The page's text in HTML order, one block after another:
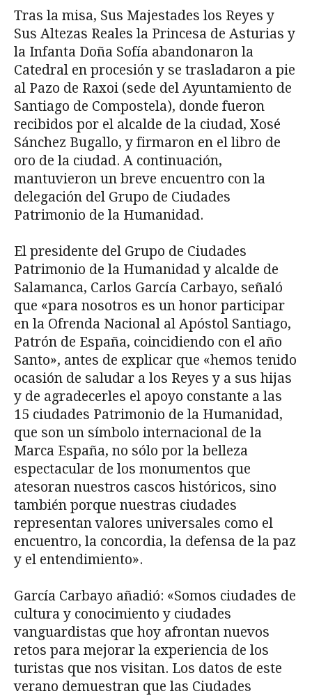
Tras la misa, Sus Majestades los Reyes y
Sus Altezas Reales la Princesa de Asturias y
la Infanta Doña Sofía abandonaron la
Catedral en procesión y se trasladaron a pie
al Pazo de Raxoi (sede del Ayuntamiento de
Santiago de Compostela), donde fueron
recibidos por el alcalde de la ciudad, Xosé
Sánchez Bugallo, y firmaron en el libro de
oro de la ciudad. A continuación,
mantuvieron un breve encuentro con la
delegación del Grupo de Ciudades
Patrimonio de la Humanidad.
El presidente del Grupo de Ciudades
Patrimonio de la Humanidad y alcalde de
Salamanca, Carlos García Carbayo, señaló
que «para nosotros es un honor participar
en la Ofrenda Nacional al Apóstol Santiago,
Patrón de España, coincidiendo con el año
Santo», antes de explicar que «hemos tenido
ocasión de saludar a los Reyes y a sus hijas
y de agradecerles el apoyo constante a las
15 ciudades Patrimonio de la Humanidad,
que son un símbolo internacional de la
Marca España, no sólo por la belleza
espectacular de los monumentos que
atesoran nuestros cascos históricos, sino
también porque nuestras ciudades
representan valores universales como el
encuentro, la concordia, la defensa de la paz
y el entendimiento».
García Carbayo añadió: «Somos ciudades de
cultura y conocimiento y ciudades
vanguardistas que hoy afrontan nuevos
retos para mejorar la experiencia de los
turistas que nos visitan. Los datos de este
verano demuestran que las Ciudades